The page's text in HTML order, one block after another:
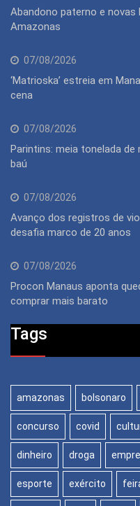
Abandono paterno e
Amazonas
07/08/2026
‘Matrioska’ estreia em
cena
07/08/2026
Parintins: meia tonelada de
baú
07/08/2026
Avanço dos registros de
desafia marco de 20 anos
07/08/2026
Procon Manaus aponta
comprar mais barato
Tags
amazonas bolsonaro
concurso covid
dinheiro droga
esporte exército